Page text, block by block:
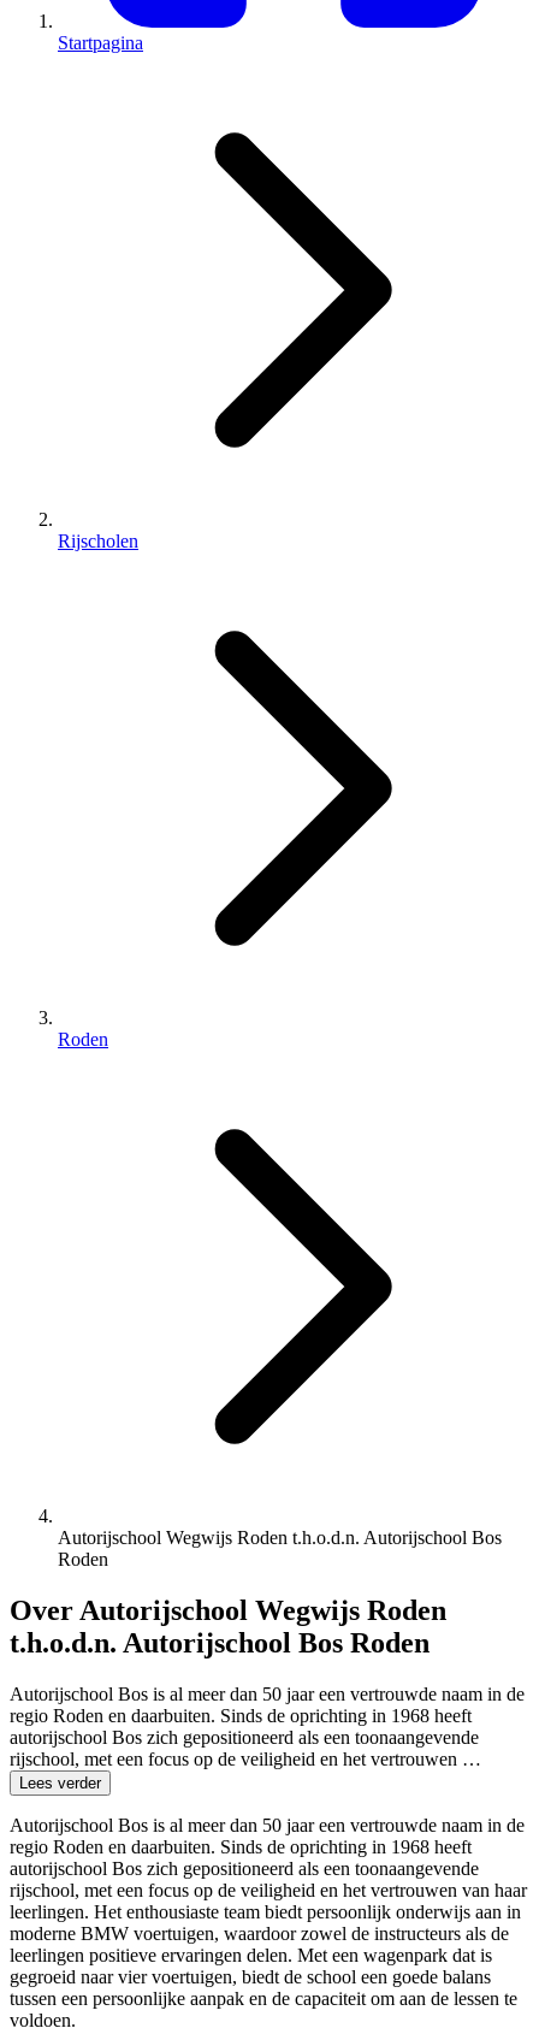
Startpagina
Rijscholen
Roden
Autorijschool Wegwijs Roden t.h.o.d.n. Autorijschool Bos
Roden
Over Autorijschool Wegwijs Roden
t.h.o.d.n. Autorijschool Bos Roden
Autorijschool Bos is al meer dan 50 jaar een vertrouwde naam in de
regio Roden en daarbuiten. Sinds de oprichting in 1968 heeft
autorijschool Bos zich gepositioneerd als een toonaangevende
rijschool, met een focus op de veiligheid en het vertrouwen …
Lees verder
Autorijschool Bos is al meer dan 50 jaar een vertrouwde naam in de
regio Roden en daarbuiten. Sinds de oprichting in 1968 heeft
autorijschool Bos zich gepositioneerd als een toonaangevende
rijschool, met een focus op de veiligheid en het vertrouwen van haar
leerlingen. Het enthousiaste team biedt persoonlijk onderwijs aan in
moderne BMW voertuigen, waardoor zowel de instructeurs als de
leerlingen positieve ervaringen delen. Met een wagenpark dat is
gegroeid naar vier voertuigen, biedt de school een goede balans
tussen een persoonlijke aanpak en de capaciteit om aan de lessen te
voldoen.